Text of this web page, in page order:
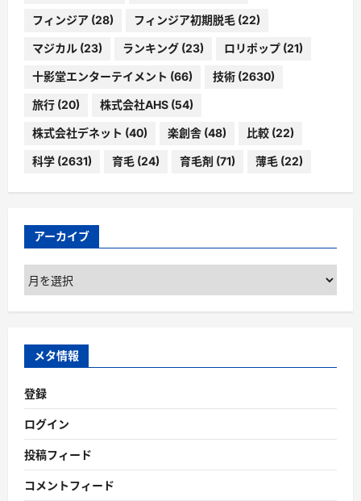
フィンジア (28) フィンジア初期脱毛 (22)
マジカル (23) ランキング (23) ロリポップ (21)
十影堂エンターテイメント (66) 技術 (2630)
旅行 (20) 株式会社AHS (54)
株式会社デネット (40) 楽創舎 (48) 比較 (22)
科学 (2631) 育毛 (24) 育毛剤 (71) 薄毛 (22)
アーカイブ
ア
ー
カ
ブ
メタ情報
登録
ログイン
投稿フィード
コメントフィード